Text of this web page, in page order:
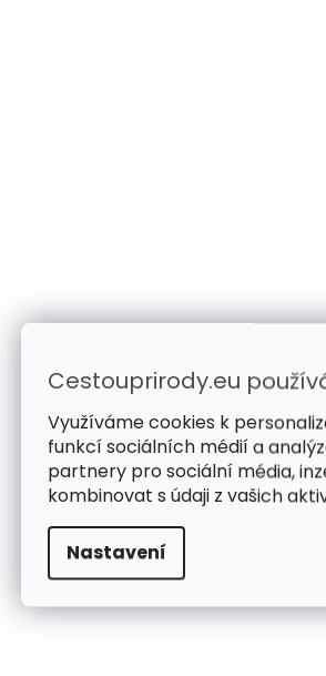
Cestouprirody.eu
Využíváme cookies k
funkcí sociálních médií a
partnery pro sociální média,
kombinovat s údaji z vašich
Nastavení